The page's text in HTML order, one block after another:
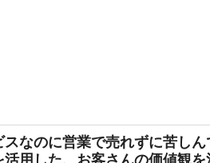
なのに営業で売れずに苦しん
用した、お客さんの価値観